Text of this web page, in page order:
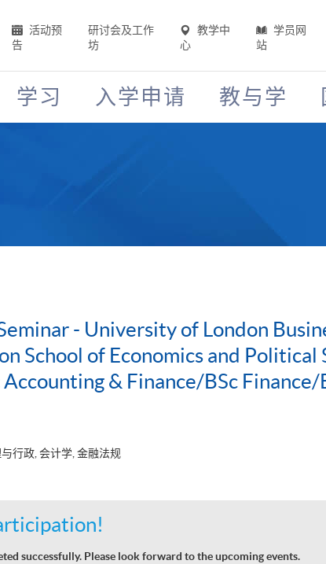
活动预
告
研讨会及工作
坊
教学中
心
学员网
站
学习 入学申请 教与学
- University of London
School of Economics and Political
& Finance/BSc Finance/
行政, 会计学, 金融法规
successfully. Please look forward to the upcoming events.